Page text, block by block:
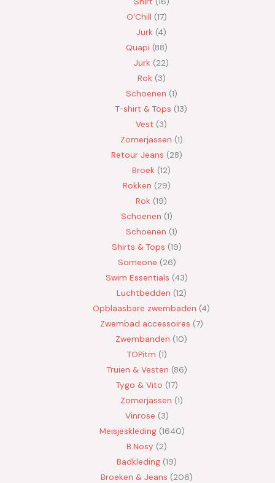
O'Chill 17
Jurk 4
Quapi 88
Jurk
22
Rok 3
Schoenen 1
T-shirt & Tops 13
Vest
3
Zomerjassen 1
Retour Jeans
28
Broek 12
Rokken
29
Rok 19
Schoenen 1
Schoenen 1
Shirts & Tops 19
Someone 26
Swim Essentials 43
Luchtbedden 12
Opblaasbare zwembaden 4
Zwembad accessoires 7
Zwembanden 10
TOPitm 1
Truien & Vesten 86
Tygo & Vito 17
Zomerjassen 1
Vinrose 3
Meisjeskleding 1640
B.Nosy
2
Badkleding 19
Broeken & Jeans
206